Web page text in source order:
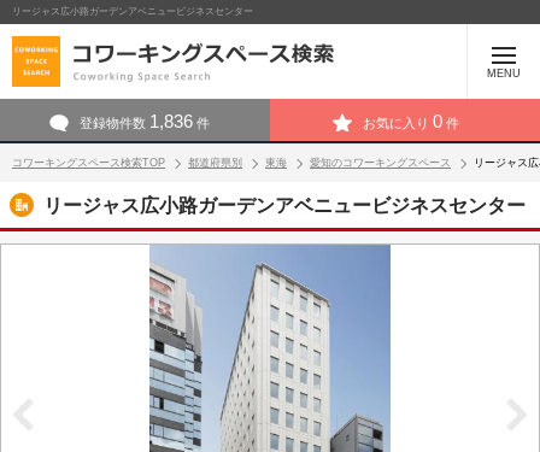
リージャス広小路ガーデンアベニュービジネスセンター
MENU
登録物件数 1,836 件 お気に入り 0 件
コワーキングスペース検索TOP 都道府県別 東海 愛知のコワーキングスペース リージャス
リージャス広小路ガーデンアベニュービジネスセンター